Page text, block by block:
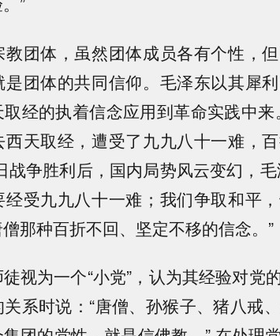
教团体，虽然团体成员各有个性，
团体的共同信仰。毛泽东以其犀
经的执着信念应用到革命实践中来
西天取经，遭受了九九八十一难，
战争胜利后，国内局势风云变幻，
受九九八十一难；我们争取和平
那种百折不回、坚定不移的信念。”
视为一个“小党”，认为其经验对党
系时说：“唐僧、孙猴子、猪八戒